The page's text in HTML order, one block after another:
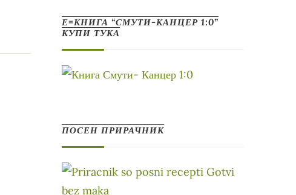
Е=КНИГА “СМУТИ-КАНЦЕР 1:0”
КУПИ ТУКА
ПОСЕН ПРИРАЧНИК